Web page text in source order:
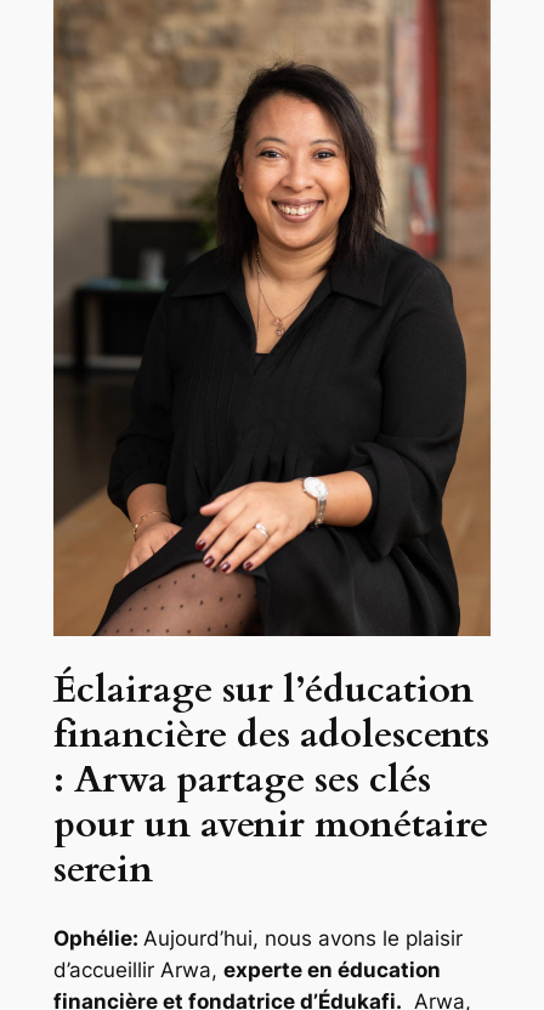
Éclairage sur l’éducation
financière des adolescents
: Arwa partage ses clés
pour un avenir monétaire
serein
Ophélie: Aujourd’hui, nous avons le plaisir
d’accueillir Arwa, experte en éducation
financière et fondatrice d’Édukafi. Arwa,